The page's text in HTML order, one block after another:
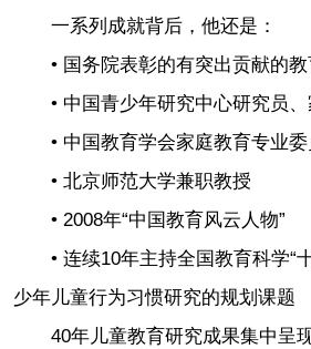
一系列成就背后，他还是：
• 国务院表彰的有突出贡献的教
• 中国青少年研究中心研究员、
• 中国教育学会家庭教育专业委
• 北京师范大学兼职教授
• 2008年“中国教育风云人物”
• 连续10年主持全国教育科学“十
少年儿童行为习惯研究的规划课题
40年儿童教育研究成果集中呈